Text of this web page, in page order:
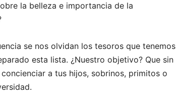
la belleza e importancia de la
se nos olvidan los tesoros que tenemos
esta lista. ¿Nuestro objetivo? Que sin
a tus hijos, sobrinos, primitos o